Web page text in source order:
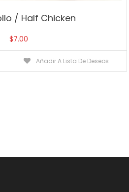
/ Half Chicken
$7.00
Añadir A Lista De Deseos